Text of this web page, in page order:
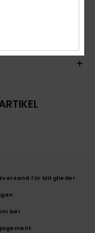
für Mitglieder
bei